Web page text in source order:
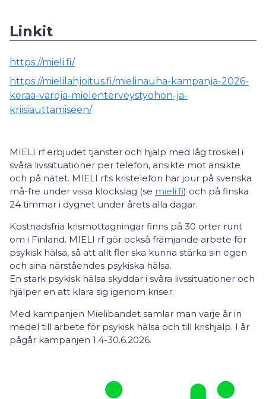
Linkit
https://mieli.fi/
https://mielilahjoitus.fi/mielinauha-kampanja-2026-
keraa-varoja-mielenterveystyohon-ja-
kriisiauttamiseen/
MIELI rf erbjudet tjänster och hjälp med låg tröskel i
svåra livssituationer per telefon, ansikte mot ansikte
och på nätet. MIELI rf:s kristelefon har jour på svenska
må-fre under vissa klockslag (se mieli.fi) och på finska
24 timmar i dygnet under årets alla dagar.
Kostnadsfria krismottagningar finns på 30 orter runt
om i Finland. MIELI rf gör också främjande arbete för
psykisk hälsa, så att allt fler ska kunna stärka sin egen
och sina närståendes psykiska hälsa.
En stark psykisk hälsa skyddar i svåra livssituationer och
hjälper en att klara sig igenom kriser.
Med kampanjen Mielibandet samlar man varje år in
medel till arbete för psykisk hälsa och till krishjälp. I år
pågår kampanjen 1.4-30.6.2026.